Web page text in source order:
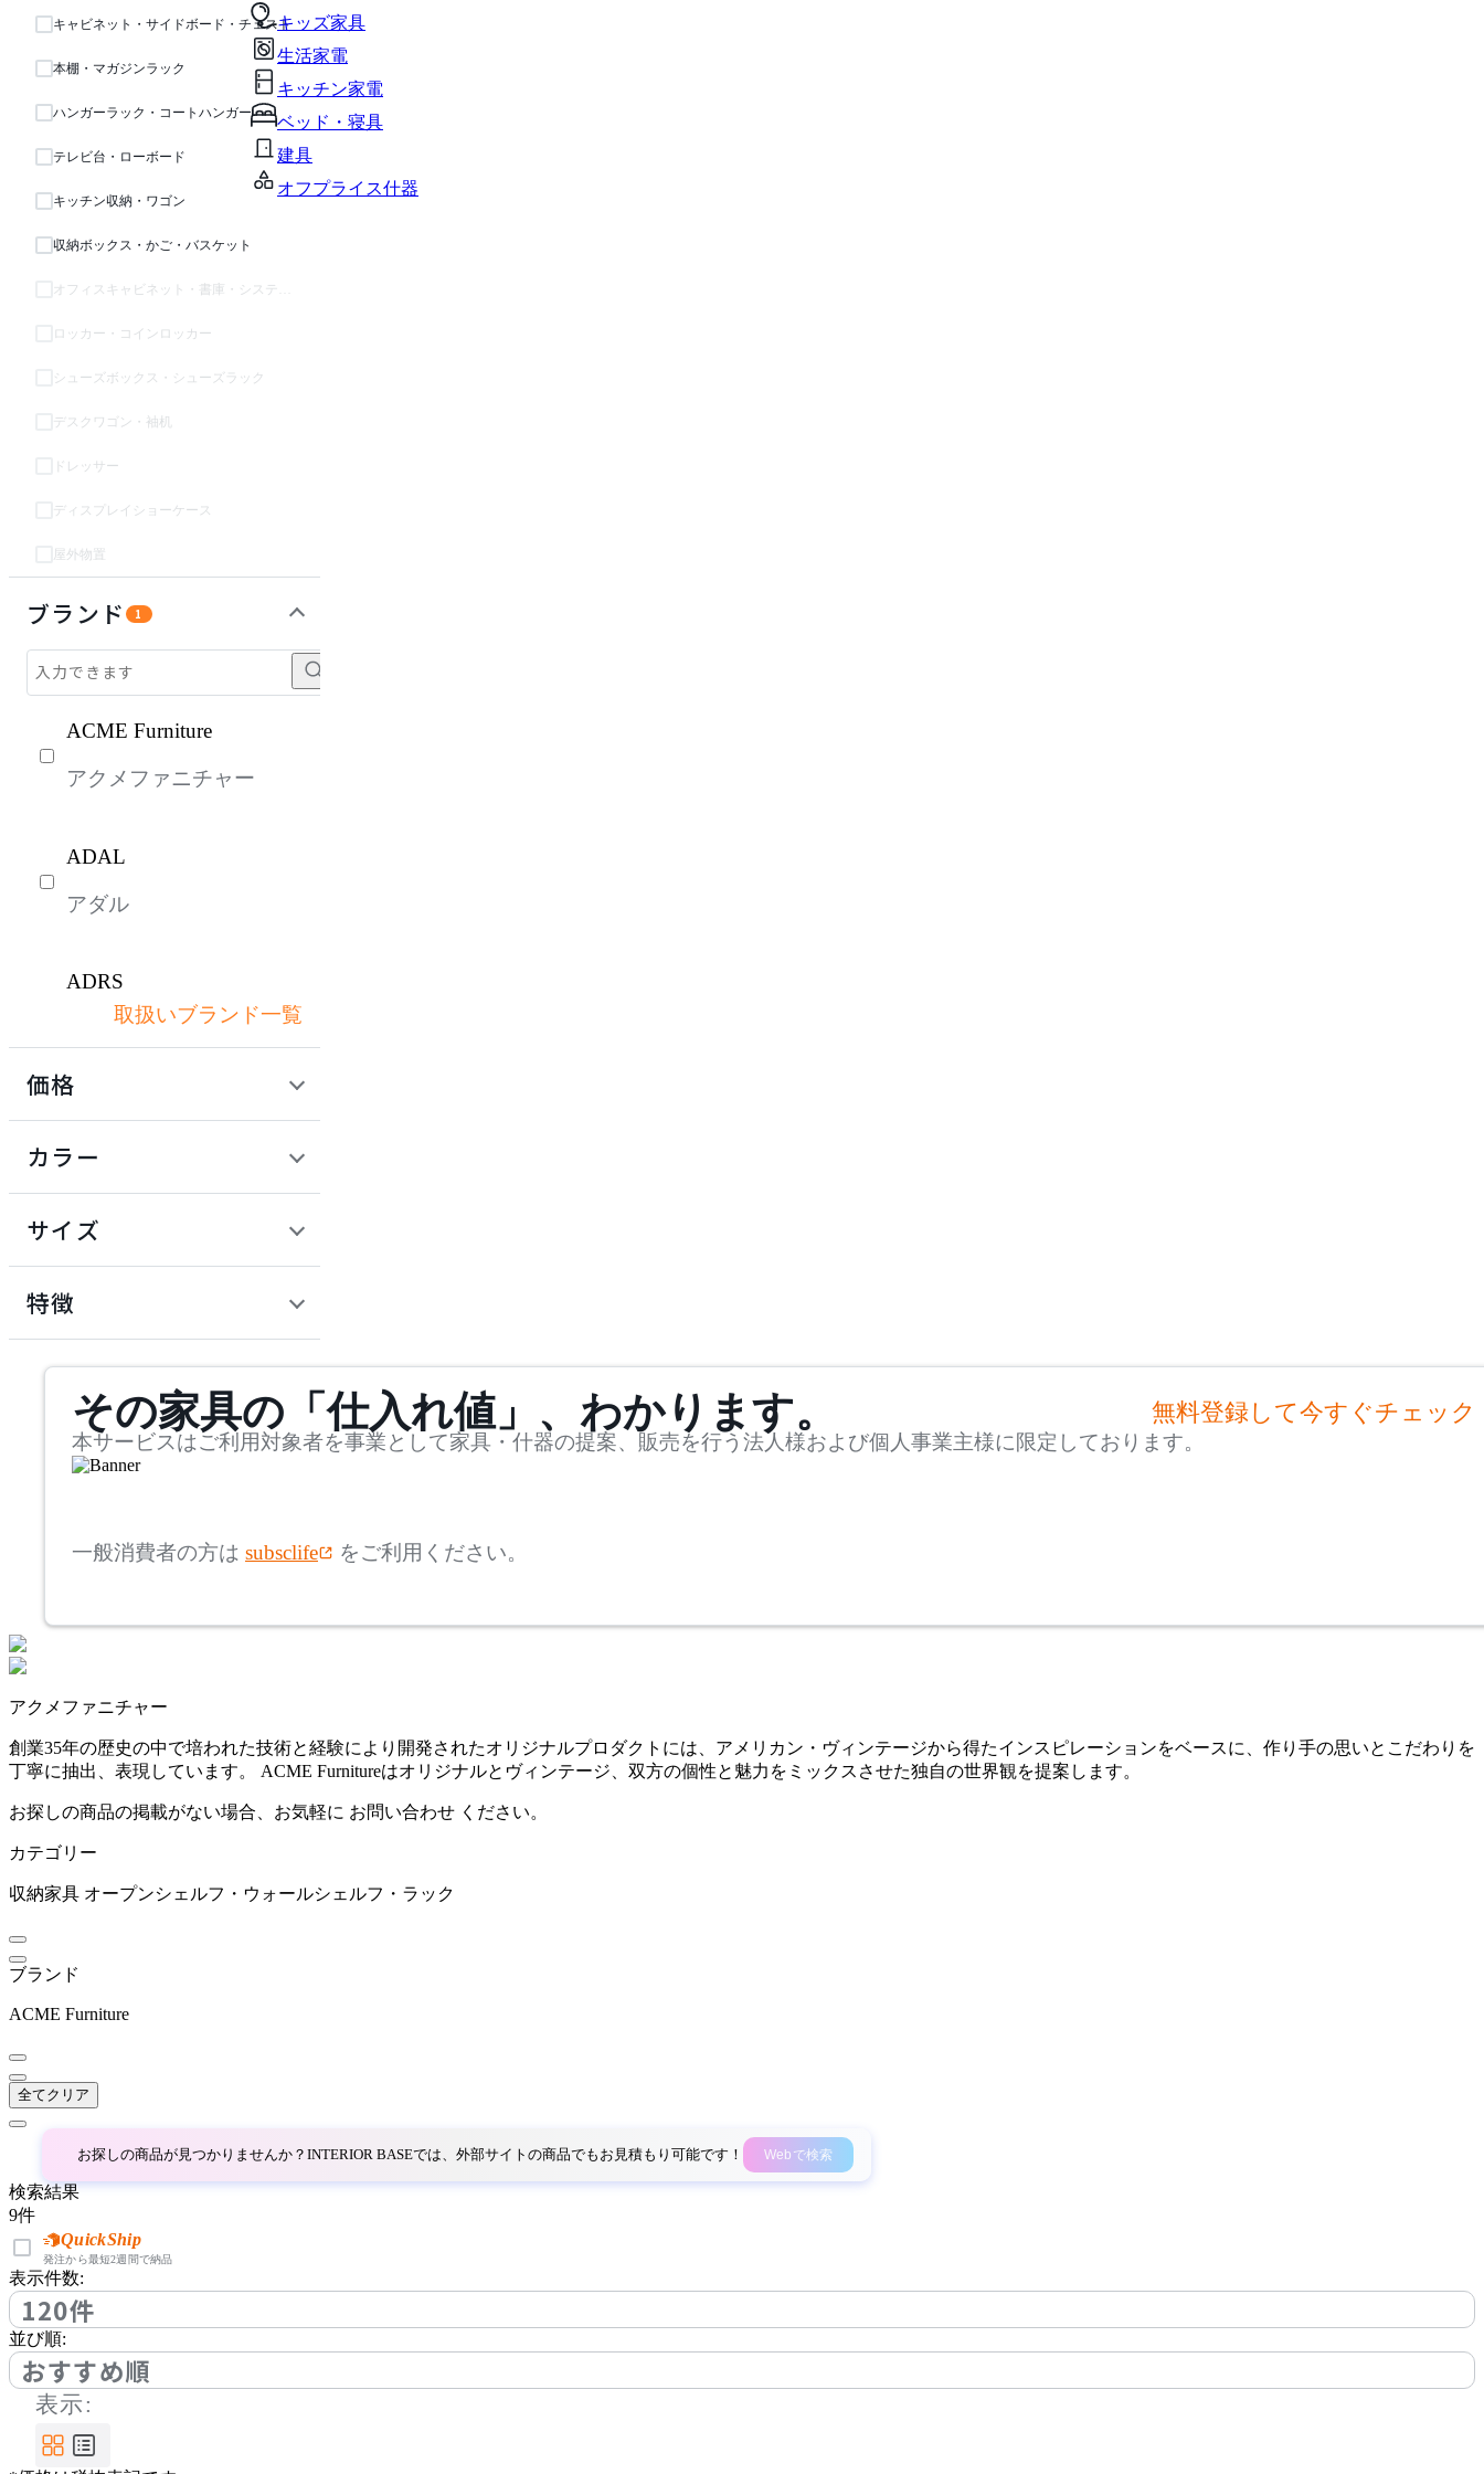
キッズ家具
生活家電
キッチン家電
ベッド・寝具
建具
オフプライス什器
キャビネット・サイドボード・チェスト
本棚・マガジンラック
ハンガーラック・コートハンガー
テレビ台・ローボード
キッチン収納・ワゴン
収納ボックス・かご・バスケット
ロッカー・コインロッカー
シューズボックス・シューズラック
デスクワゴン・袖机
ドレッサー
ディスプレイショーケース
屋外物置
ブランド 1
ACME Furniture
アクメファニチャー
ADAL
アダル
ADRS
アドレス
アリアケ
artek
アズマヤ
Coccole
コッコレ
COLLECTION LIVING
コレクションリビング
common furniture
COMPLEX UNIVERSAL
コンプレックスユニバー
サルファニチャーサプラ
CondeHouse
カンディハウス
CORE ONE
コアワン
取扱いブランド一覧
価格
カラー
サイズ
mm
検索
~
~
mm
特徴
その家具の「仕入れ値」、わかります。 無料登録して今すぐチェック
本サービスはご利用対象者を事業として家具・什器の提案、販売を行う法人様および個人事業主様に限定しております。
一般消費者の方は subsclife をご利用ください。
アクメファニチャー
創業35年の歴史の中で培われた技術と経験により開発されたオリジナルプロダクトには、アメリカン・ヴィンテージから得たインスピレーションをベースに、作り手の思いとこだわりを
丁寧に抽出、表現しています。 ACME Furnitureはオリジナルとヴィンテージ、双方の個性と魅力をミックスさせた独自の世界観を提案します。
お探しの商品の掲載がない場合、お気軽に お問い合わせ ください。
カテゴリー
収納家具 オープンシェルフ・ウォールシェルフ・ラック
ブランド
ACME Furniture
全てクリア
お探しの商品が見つかりませんか？INTERIOR BASEでは、外部サイトの商品でもお見積もり可能です！ Webで検索
検索結果
9件
QuickShip
発注から最短2週間で納品
表示件数:
120件
並び順:
おすすめ順
表示: